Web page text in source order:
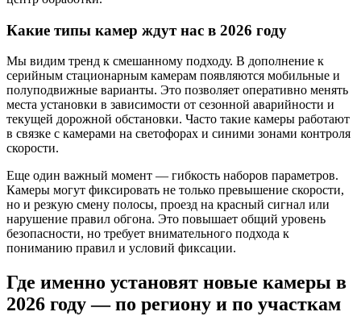
Какие типы камер ждут нас в 2026 году
Мы видим тренд к смешанному подходу. В дополнение к
серийным стационарным камерам появляются мобильные и
полуподвижные варианты. Это позволяет оперативно менять
места установки в зависимости от сезонной аварийности и
текущей дорожной обстановки. Часто такие камеры работают
в связке с камерами на светофорах и синими зонами контроля
скорости.
Еще один важный момент — гибкость наборов параметров.
Камеры могут фиксировать не только превышение скорости,
но и резкую смену полосы, проезд на красный сигнал или
нарушение правил обгона. Это повышает общий уровень
безопасности, но требует внимательного подхода к
пониманию правил и условий фиксации.
Где именно установят новые камеры в
2026 году — по региону и по участкам